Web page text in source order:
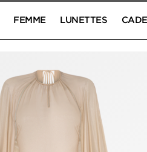
FEMME LUNETTES